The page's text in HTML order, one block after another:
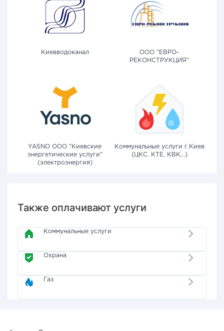
Киевводоканал
ООО "ЕВРО-
РЕКОНСТРУКЦИЯ"
YASNO OOO "Киевские
энергетические услуги"
(электроэнергия)
Коммунальные услуги г.Киев
(ЦКС, КТЕ, КВК...)
Также оплачивают услуги
Коммунальные услуги
Охрана
Газ